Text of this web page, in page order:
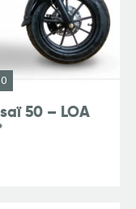
50 – LOA